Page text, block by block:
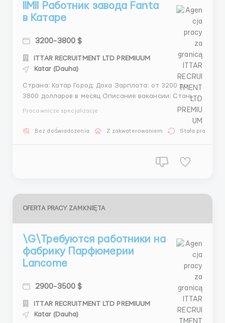
llMll Работник завода Fanta
в Катаре
3200-3800 $
ITTAR RECRUITMENT LTD PREMIUUM
Katar (Dauha)
Страна: Катар Город: Доха Зарплата: от 3200 до
3800 долларов в месяц Описание вакансии: Станьте
частью динамичной команды на заводе Fanta в
работе в международной компании, окруженной
Pracownicze specjalizacje
Bez doświadczenia Z zakwaterowaniem Stała praca
OFERTA PRACY ZAMKNIĘTA
\G\Требуются работники на
фабрику Парфюмерии
Lancome
2900-3500 $
ITTAR RECRUITMENT LTD PREMIUUM
Katar (Dauha)